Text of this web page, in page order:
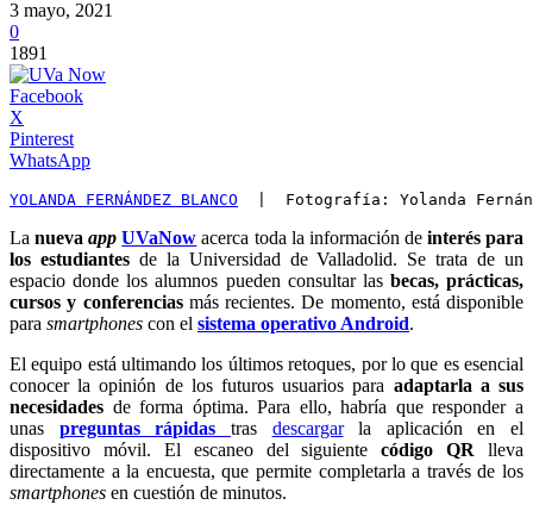
3 mayo, 2021
0
1891
Facebook
X
Pinterest
WhatsApp
YOLANDA FERNÁNDEZ BLANCO |  Fotografía: Yolanda
LanuevaappUVaNow acerca toda la información deinterés para
los estudiantesde la Universidad de Valladolid. Se trata de un
espacio donde los alumnos pueden consultar las becas, prácticas,
cursos y conferenciasmás recientes. De momento, está disponible
para smartphones con el sistema operativo Android.
El equipo está ultimando los últimos retoques, por lo que es esencial
conocer la opinión de los futuros usuarios para adaptarla a sus
necesidades de forma óptima. Para ello, habría que responder a
unas preguntas rápidas tras descargarla aplicación en el
dispositivo móvil. El escaneo del siguientecódigo QR lleva
directamente a la encuesta, que permite completarla a través de los
smartphones en cuestión de minutos.